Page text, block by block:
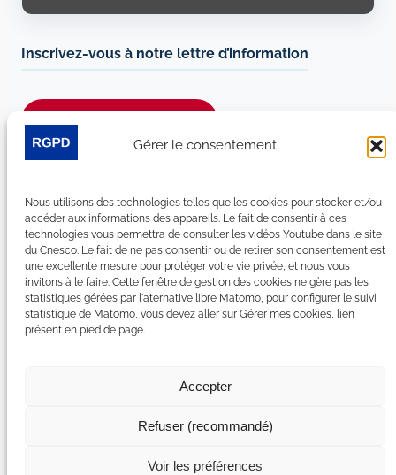
Gérer le consentement
Nous utilisons des technologies telles que les cookies pour stocker et/ou
accéder aux informations des appareils. Le fait de consentir à ces
technologies vous permettra de consulter les vidéos Youtube dans le site
du Cnesco. Le fait de ne pas consentir ou de retirer son consentement est
une excellente mesure pour protéger votre vie privée, et nous vous
invitons à le faire. Cette fenêtre de gestion des cookies ne gère pas les
statistiques gérées par l'aternative libre Matomo, pour configurer le suivi
statistique de Matomo, vous devez aller sur Gérer mes cookies, lien
présent en pied de page.
Accepter
Refuser (recommandé)
Voir les préférences
Inscrivez-vous à notre lettre d’information
LinkedIn
YouTube
Facebook
Bluesky
Plan du site
Mentions légales
Gérer mes cookies
Déclaration de confidentialité